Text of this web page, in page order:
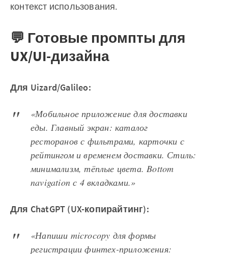
контекст использования.
💬 Готовые промпты для
UX/UI-дизайна
Для Uizard/Galileo:
«Мобильное приложение для доставки
еды. Главный экран: каталог
ресторанов с фильтрами, карточки с
рейтингом и временем доставки. Стиль:
минимализм, тёплые цвета. Bottom
navigation с 4 вкладками.»
Для ChatGPT (UX-копирайтинг):
«Напиши microcopy для формы
регистрации финтех-приложения: